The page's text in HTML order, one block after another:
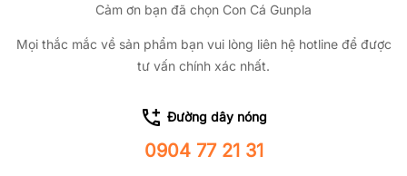
Cảm ơn bạn đã chọn Con Cá Gunpla
Mọi thắc mắc về sản phẩm bạn vui lòng liên hệ hotline để được
tư vấn chính xác nhất.
Đường dây nóng
0904 77 21 31